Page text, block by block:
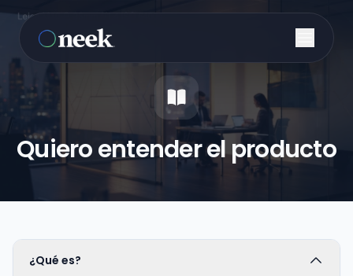
Quiero entender el producto
¿Qué es?